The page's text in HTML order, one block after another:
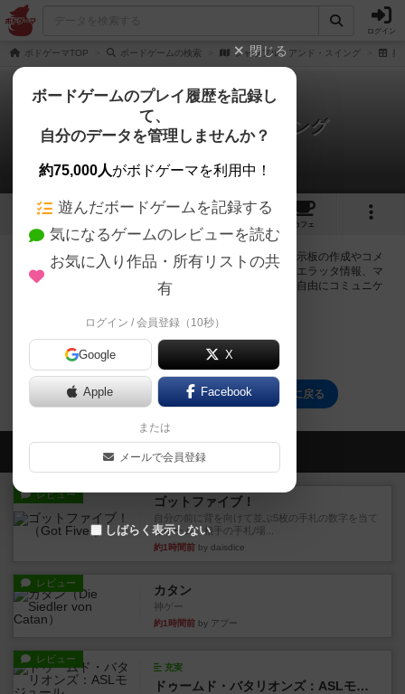
ログイン
ボドゲーマTOP ボードゲームの検索 シャッフル・アンド・スイング 掲
シャッフル・アンド・スイング
0件の掲示板
1
カフェ
ログインするとシャッフル・アンド・スイングに関する掲示板の作成やコメ
ントの書き込みが出来るようになります。ルールの疑問やエラッタ情報、マ
ニュアルでは判断し辛い曖昧な表記等について会員同士で自由にコミュニケ
ログイン/無料会員登録
シャッフル・アンド・スイングのトップに戻る
会員の新しい投稿
レビュー ゴットファイブ！
自分の前に背を向けて並ぶ5枚の手札の数字を当て
るゲーム。相手の手札/場...
約1時間前 by daisdice
レビュー カタン
神ゲー
約1時間前 by アプー
レビュー
充実
ドゥームド・バタリオンズ：ASLモジュール11
閉じる
ボードゲームのプレイ履歴を記録し
て、
自分のデータを管理しませんか？
約75,000人がボドゲーマを利用中！
遊んだボードゲームを記録する
気になるゲームのレビューを読む
お気に入り作品・所有リストの共
有
ログイン / 会員登録（10秒）
Google X
Apple Facebook
または
メールで会員登録
しばらく表示しない